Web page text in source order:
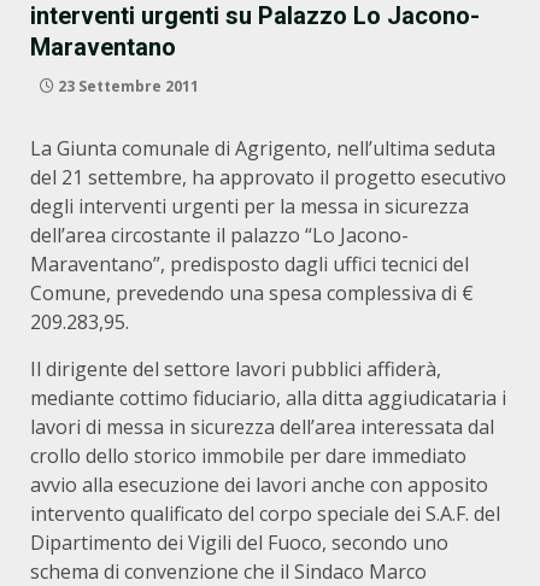
interventi urgenti su Palazzo Lo Jacono-
Maraventano
23 Settembre 2011
La Giunta comunale di Agrigento, nell’ultima seduta
del 21 settembre, ha approvato il progetto esecutivo
degli interventi urgenti per la messa in sicurezza
dell’area circostante il palazzo “Lo Jacono-
Maraventano”, predisposto dagli uffici tecnici del
Comune, prevedendo una spesa complessiva di €
209.283,95.
Il dirigente del settore lavori pubblici affiderà,
mediante cottimo fiduciario, alla ditta aggiudicataria i
lavori di messa in sicurezza dell’area interessata dal
crollo dello storico immobile per dare immediato
avvio alla esecuzione dei lavori anche con apposito
intervento qualificato del corpo speciale dei S.A.F. del
Dipartimento dei Vigili del Fuoco, secondo uno
schema di convenzione che il Sindaco Marco